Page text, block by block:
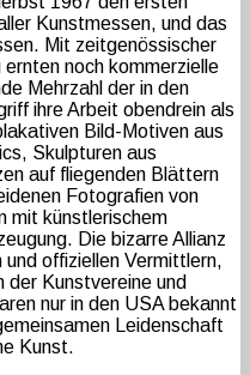
Kunstmessen, und das
Mit zeitgenössischer
noch kommerzielle
Mehrzahl der in den
ihre Arbeit obendrein als
Bild-Motiven aus
Skulpturen aus
auf fliegenden Blättern
Fotografien von
mit künstlerischem
Die bizarre Allianz
offiziellen Vermittlern,
Kunstvereine und
nur in den USA bekannt
Leidenschaft
Kunst.